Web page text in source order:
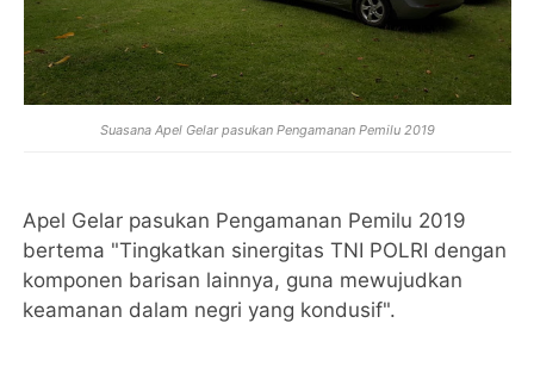
Suasana Apel Gelar pasukan Pengamanan Pemilu 2019
Apel Gelar pasukan Pengamanan Pemilu 2019
bertema "Tingkatkan sinergitas TNI POLRI dengan
komponen barisan lainnya, guna mewujudkan
keamanan dalam negri yang kondusif".